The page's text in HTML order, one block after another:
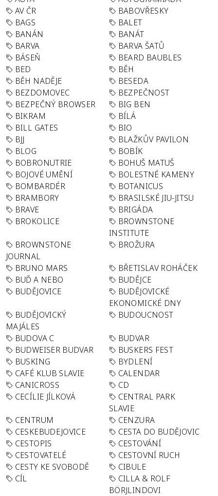
AV ČR
BABOVŘESKY
BAGS
BALET
BANÁN
BANÁT
BARVA
BARVA ŠATŮ
BÁSEŇ
BEARD BAUBLES
BED
BĚH
BĚH NADĚJE
BESEDA
BEZDOMOVEC
BEZPEČNOST
BEZPEČNÝ BROWSER
BIG BEN
BIKRAM
BÍLÁ
BILL GATES
BIO
BJJ
BLAŽKŮV PAVILON
BLOG
BOBÍK
BOBRONUTRIE
BOHUŠ MATUŠ
BOJOVÉ UMĚNÍ
BOLESTNÉ KAMENY
BOMBARDÉR
BOTANICUS
BRAMBORY
BRASILSKÉ JIU-JITSU
BRAVE
BRIGÁDA
BROKOLICE
BROWNSTONE
INSTITUTE
BROWNSTONE
JOURNAL
BROŽURA
BRUNO MARS
BŘETISLAV ROHÁČEK
BUĎ A NEBO
BUDĚJCE
BUDĚJOVICE
BUDĚJOVICKÉ
EKONOMICKÉ DNY
BUDĚJOVICKÝ
MAJÁLES
BUDOUCNOST
BUDOVA C
BUDVAR
BUDWEISER BUDVAR
BUSKERS FEST
BUSKING
BYDLENÍ
CAFÉ KLUB SLAVIE
CALENDAR
CANICROSS
CD
CECÍLIE JÍLKOVÁ
CENTRAL PARK
SLAVIE
CENTRUM
CENZURA
CESKEBUDEJOVICE
CESTA DO BUDĚJOVIC
CESTOPIS
CESTOVÁNÍ
CESTOVATELÉ
CESTOVNÍ RUCH
CESTY KE SVOBODĚ
CIBULE
CÍL
CILLA & ROLF
BÖRJLINDOVI